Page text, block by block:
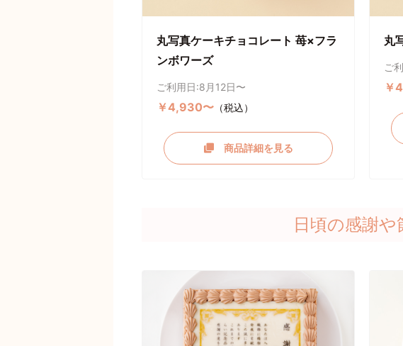
丸写真ケーキチョコレート 苺×フラ
ンボワーズ
ご利用日:8月12日〜
￥4,930〜 （税込）
商品詳細を見る
丸
ご
￥
日頃の感謝